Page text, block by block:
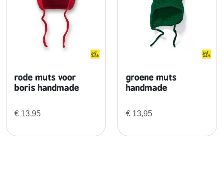
rode muts voor
boris handmade
€ 13,95
groene muts
handmade
€ 13,95